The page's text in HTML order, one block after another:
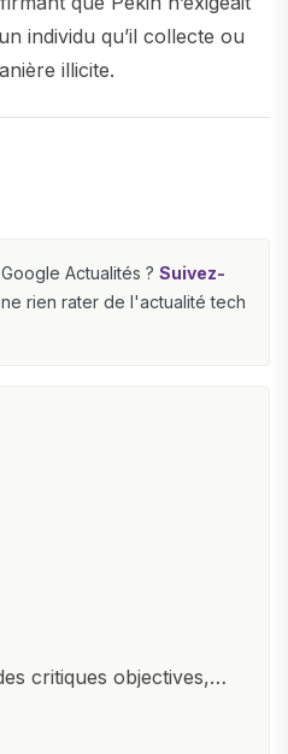
individu qu’il collecte ou
illicite.
Actualités ? Suivez-
rien rater de l'actualité tech
critiques objectives,
analyses